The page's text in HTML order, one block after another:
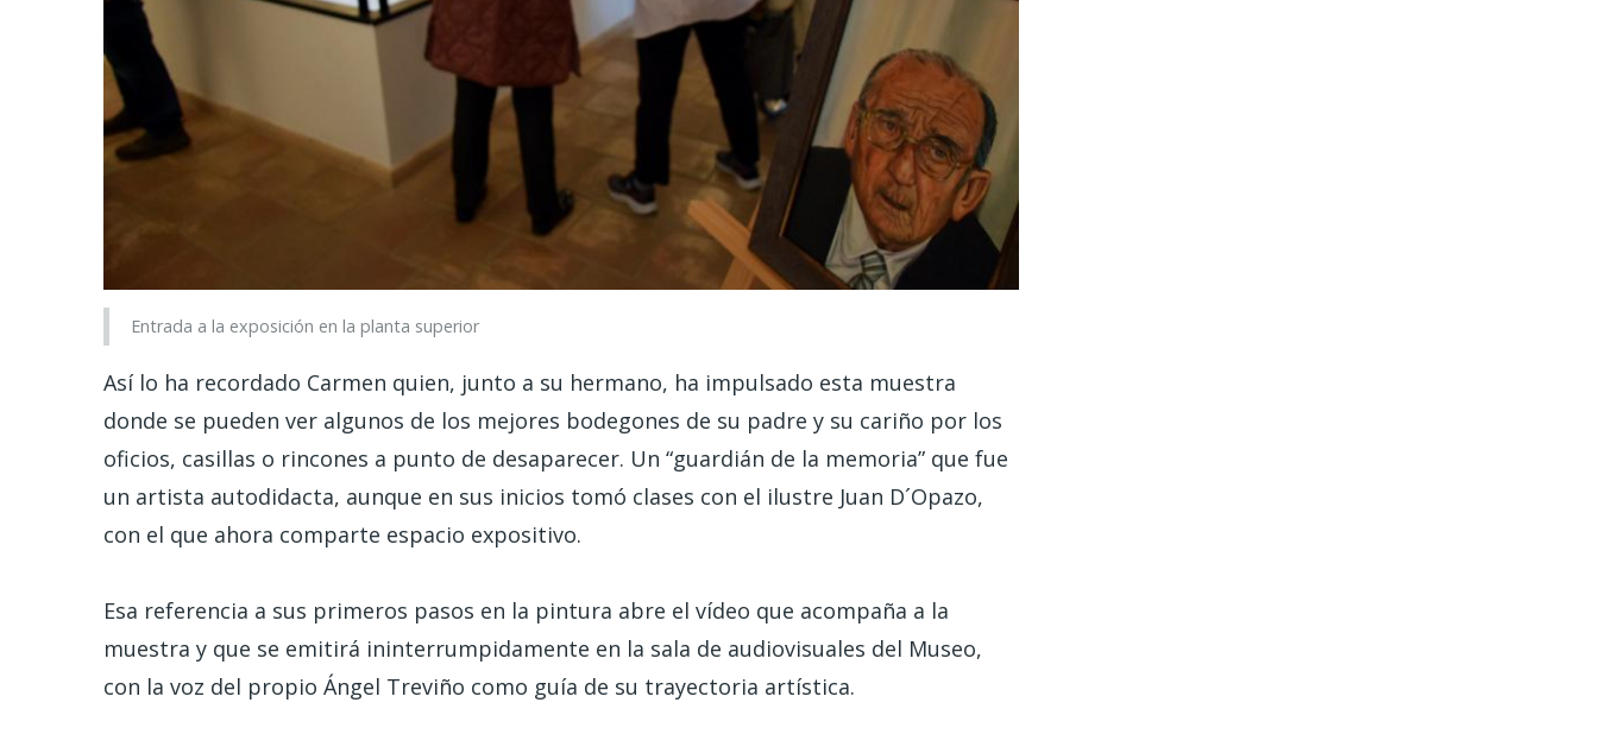
Entrada a la exposición en la planta superior
Así lo ha recordado Carmen quien, junto a su hermano, ha impulsado esta muestra
donde se pueden ver algunos de los mejores bodegones de su padre y su cariño por los
oficios, casillas o rincones a punto de desaparecer. Un “guardián de la memoria” que fue
un artista autodidacta, aunque en sus inicios tomó clases con el ilustre Juan D´Opazo,
con el que ahora comparte espacio expositivo.
Esa referencia a sus primeros pasos en la pintura abre el vídeo que acompaña a la
muestra y que se emitirá ininterrumpidamente en la sala de audiovisuales del Museo,
con la voz del propio Ángel Treviño como guía de su trayectoria artística.